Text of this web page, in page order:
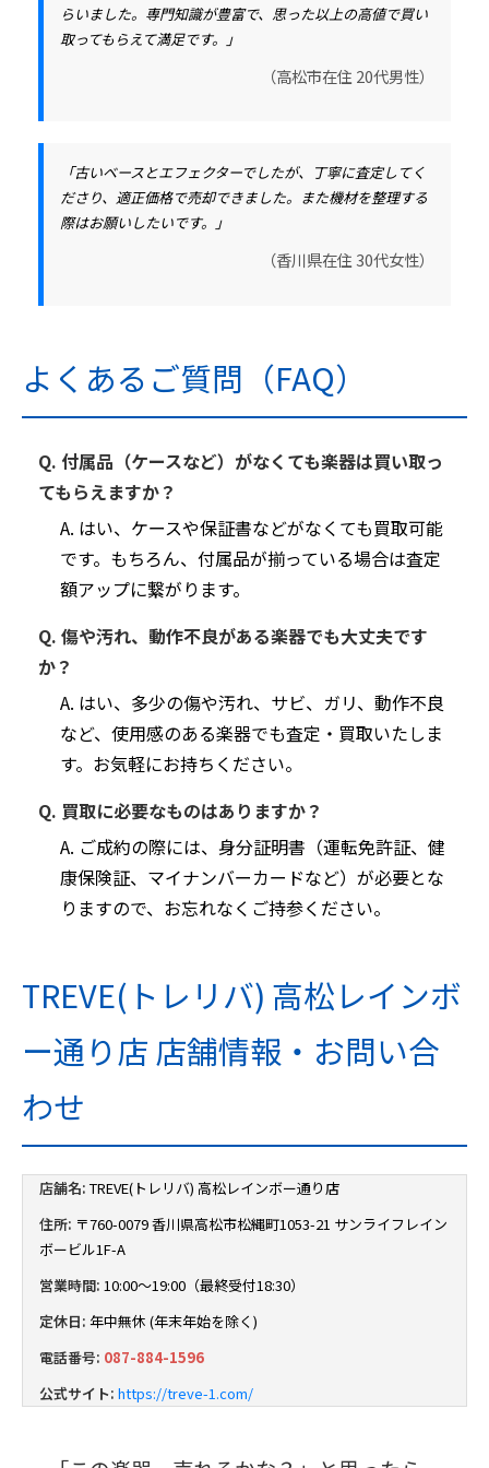
らいました。専門知識が豊富で、思った以上の高値で買い
取ってもらえて満足です。」
（高松市在住 20代男性）
「古いベースとエフェクターでしたが、丁寧に査定してく
ださり、適正価格で売却できました。また機材を整理する
際はお願いしたいです。」
（香川県在住 30代女性）
よくあるご質問（FAQ）
Q. 付属品（ケースなど）がなくても楽器は買い取っ
てもらえますか？
A. はい、ケースや保証書などがなくても買取可能
です。もちろん、付属品が揃っている場合は査定
額アップに繋がります。
Q. 傷や汚れ、動作不良がある楽器でも大丈夫です
か？
A. はい、多少の傷や汚れ、サビ、ガリ、動作不良
など、使用感のある楽器でも査定・買取いたしま
す。お気軽にお持ちください。
Q. 買取に必要なものはありますか？
A. ご成約の際には、身分証明書（運転免許証、健
康保険証、マイナンバーカードなど）が必要とな
りますので、お忘れなくご持参ください。
TREVE(トレリバ) 高松レインボ
ー通り店 店舗情報・お問い合
わせ
店舗名: TREVE(トレリバ) 高松レインボー通り店
住所: 〒760-0079 香川県高松市松縄町1053-21 サンライフレイン
ボービル1F-A
営業時間: 10:00～19:00（最終受付18:30）
定休日: 年中無休 (年末年始を除く)
電話番号: 087-884-1596
公式サイト: https://treve-1.com/